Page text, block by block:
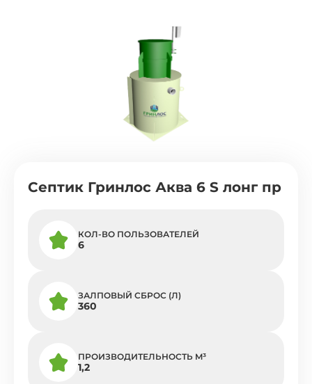
Септик Гринлос Аква 6 S лонг пр
КОЛ-ВО ПОЛЬЗОВАТЕЛЕЙ
6
ЗАЛПОВЫЙ СБРОС (Л)
360
ПРОИЗВОДИТЕЛЬНОСТЬ M³
1,2